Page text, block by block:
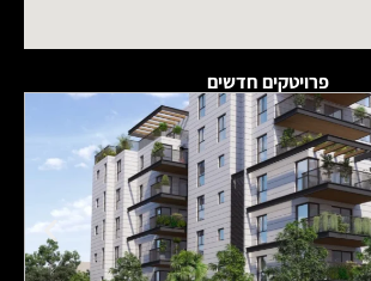
פרויטקים חדשים